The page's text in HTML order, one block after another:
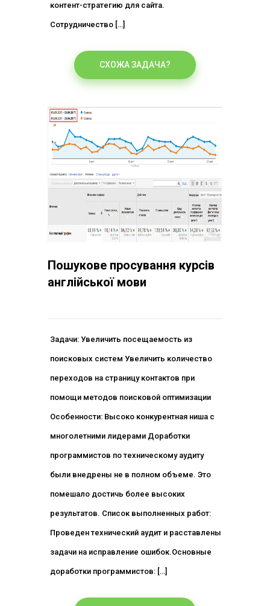
контент-стратегию для сайта.
Сотрудничество […]
СХОЖА ЗАДАЧА?
Пошукове просування курсів
англійської мови
Задачи: Увеличить посещаемость из
поисковых систем Увеличить количество
переходов на страницу контактов при
помощи методов поисковой оптимизации
Особенности: Высоко конкурентная ниша с
многолетними лидерами Доработки
программистов по техническому аудиту
были внедрены не в полном объеме. Это
помешало достичь более высоких
результатов. Список выполненных работ:
Проведен технический аудит и расставлены
задачи на исправление ошибок.Основные
доработки программистов: […]